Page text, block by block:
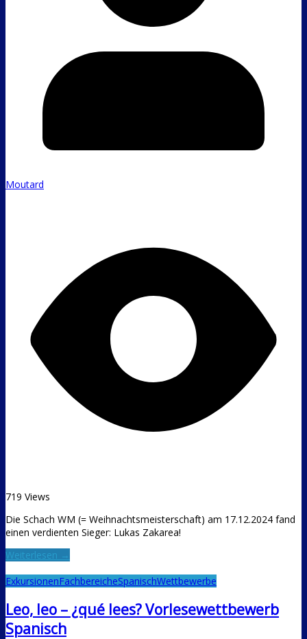
Moutard
719 Views
Die Schach WM (= Weihnachtsmeisterschaft) am 17.12.2024 fand
einen verdienten Sieger: Lukas Zakarea!
Weiterlesen →
ExkursionenFachbereicheSpanischWettbewerbe
Leo, leo – ¿qué lees? Vorlesewettbewerb
Spanisch